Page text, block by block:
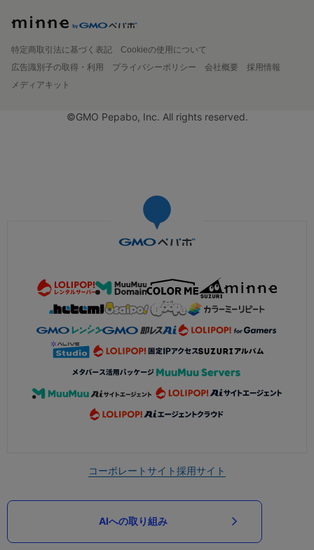
特定商取引法に基づく表記
Cookieの使用について
広告識別子の取得・利用
プライバシーポリシー 会社概要
採用情報
メディアキット
©GMO Pepabo, Inc. All rights reserved.
コーポレートサイト採用サイト
AIへの取り組み